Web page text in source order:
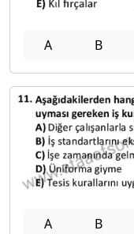
A B
A B